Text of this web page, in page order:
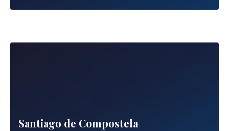
Primitivo
Santiago de Compostela